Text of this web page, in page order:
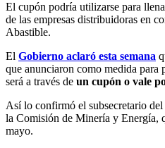
El cupón podría utilizarse para
de las empresas distribuidoras en
Abastible.
El Gobierno aclaró esta semana
que anunciaron como medida para
será a través de un cupón o vale
Así lo confirmó el subsecretario
la Comisión de Minería y Energía,
mayo.